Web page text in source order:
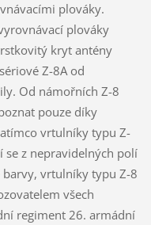
plováky.
plováky
kryt antény
Z-8A od
Od námořních Z-8
pouze díky
vrtulníky typu Z-
se z nepravidelných polí
barvy, vrtulníky typu Z-8
všech
regiment 26. armádní